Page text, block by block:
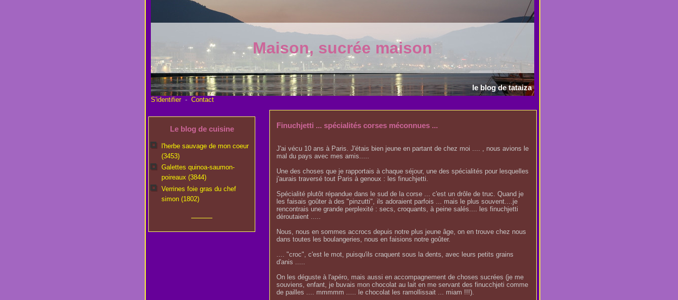
Maison, sucrée maison
le blog de tataiza
S'identifier - Contact
Le blog de cuisine
l'herbe sauvage de mon coeur
(3453)
Galettes quinoa-saumon-
poireaux (3844)
Verrines foie gras du chef
simon (1802)
Finuchjetti ... spécialités corses méconnues ...
J'ai vécu 10 ans à Paris. J'étais bien jeune en partant de chez moi .... , nous avions le
mal du pays avec mes amis.....
Une des choses que je rapportais à chaque séjour, une des spécialités pour lesquelles
j'aurais traversé tout Paris à genoux : les finuchjetti.
Spécialité plutôt répandue dans le sud de la corse ... c'est un drôle de truc. Quand je
les faisais goûter à des "pinzutti", ils adoraient parfois ... mais le plus souvent....je
rencontrais une grande perplexité : secs, croquants, à peine salés.... les finuchjetti
déroutaient .....
Nous, nous en sommes accrocs depuis notre plus jeune âge, on en trouve chez nous
dans toutes les boulangeries, nous en faisions notre goûter.
.... "croc", c'est le mot, puisqu'ils craquent sous la dents, avec leurs petits grains
d'anis .....
On les déguste à l'apéro, mais aussi en accompagnement de choses sucrées (je me
souviens, enfant, je buvais mon chocolat au lait en me servant des finucchjeti comme
de pailles .... mmmmm ..... le chocolat les ramollissait ... miam !!!).